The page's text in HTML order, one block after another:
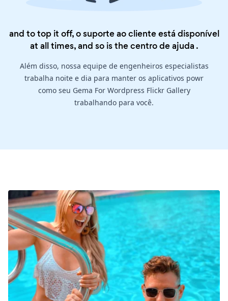
and to top it off, o suporte ao cliente está disponível
at all times, and so is thecentro de ajuda .
Além disso, nossa equipe de engenheiros especialistas
trabalha noite e dia para manter os aplicativos powr
como seu Gema For Wordpress Flickr Gallery
trabalhando para você.